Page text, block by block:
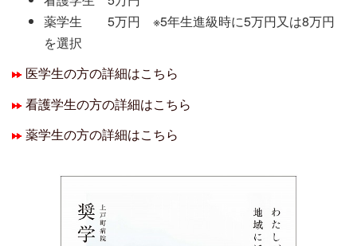
薬学生 5万円 ※5年生進級時に5万円又は8万円
を選択
医学生の方の詳細はこちら
看護学生の方の詳細はこちら
薬学生の方の詳細はこちら